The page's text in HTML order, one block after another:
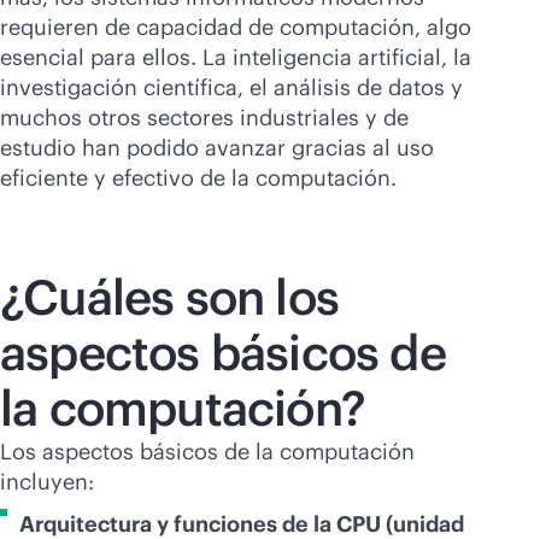
requieren de capacidad de computación, algo
esencial para ellos. La inteligencia artificial, la
investigación científica, el análisis de datos y
muchos otros sectores industriales y de
estudio han podido avanzar gracias al uso
eficiente y efectivo de la computación.
¿Cuáles son los
aspectos básicos de
la computación?
Los aspectos básicos de la computación
incluyen:
Arquitectura y funciones de la CPU (unidad